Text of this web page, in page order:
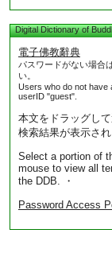
Digital Dictionary of
電子佛教辭典
パスワードがない場合
い。
Users who do not have
userID "guest".
本文をドラッグし
検索結果が表示され
Select a portion of
mouse to view all
the DDB. ・
Password Access